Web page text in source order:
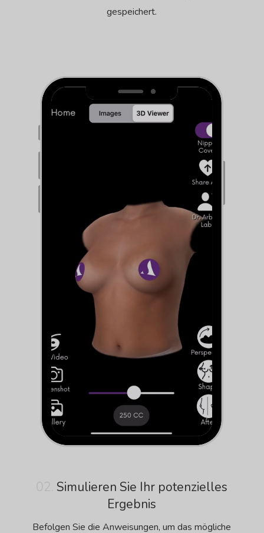
gespeichert.
Simulieren Sie Ihr potenzielles
Ergebnis
Befolgen Sie die Anweisungen, um das mögliche